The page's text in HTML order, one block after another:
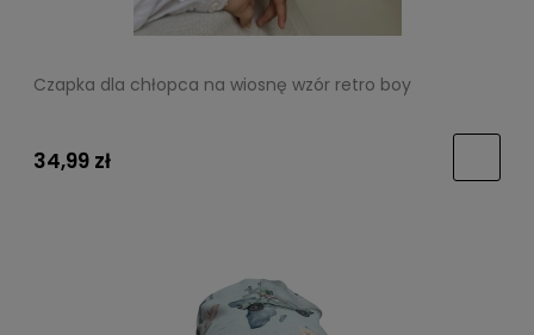
Czapka dla chłopca na wiosnę wzór retro boy
34,99 zł